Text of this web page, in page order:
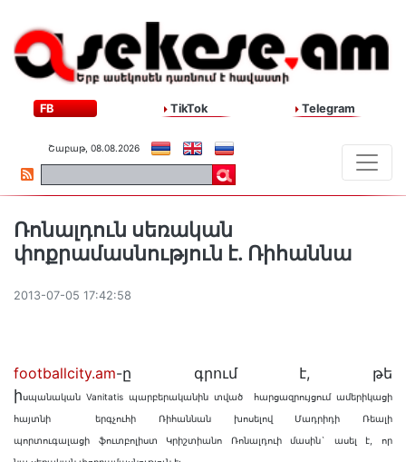
FB TikTok Telegram
Շաբաթ, 08.08.2026
Ռոնալդուն սեռական
փոքրամասնություն է. Ռիհաննա
2013-07-05 17:42:58
footballcity.am-ը գրում է, թե
իսպանական Vanitatis պարբերականին տված հարցազրույցում ամերիկացի
հայտնի երգչուհի Ռիհաննան խոսելովՄադրիդի Ռեալի
պորտուգալացի ֆուտբոլիստ Կրիշտիանո Ռոնալդուի մասին` ասել է, որ